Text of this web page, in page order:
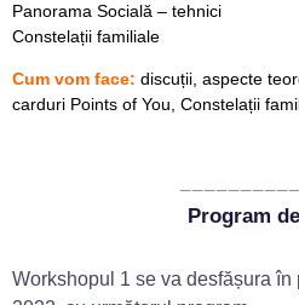
Panorama Socială – tehnici
Constelații familiale
Cum vom face: discuții, aspecte
carduri Points of You, Constelații
Program
Workshopul 1 se va desfășura